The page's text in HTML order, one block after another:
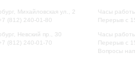
Михайловская ул., 2
(812) 240-01-80
Невский пр., 30
(812) 240-01-70
Часы
Перерыв с
Часы
Перерыв с
Вопросы